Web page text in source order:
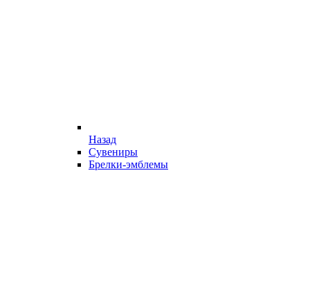
Назад
Сувениры
Брелки-эмблемы